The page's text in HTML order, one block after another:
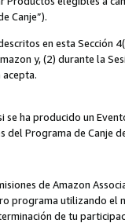
Canje”).
en esta Sección
y, (2) durante la
se ha producido un
del Programa de Canje
de Amazon
programa utilizando
de tu